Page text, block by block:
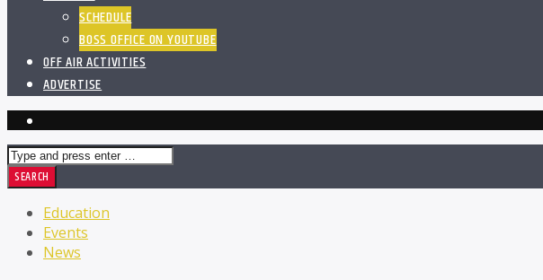
SCHEDULE
BOSS OFFICE ON YOUTUBE
OFF AIR ACTIVITIES
ADVERTISE
Education
Events
News